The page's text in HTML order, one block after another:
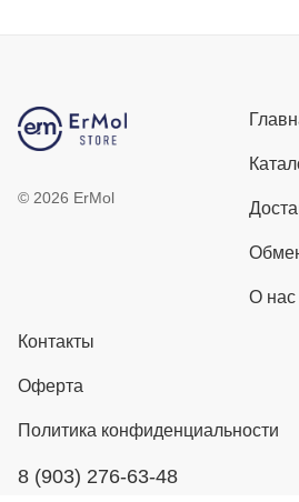
© 2026 ErMol
О нас
Контакты
Оферта
Политика конфиденциальности
8 (903) 276-63-48